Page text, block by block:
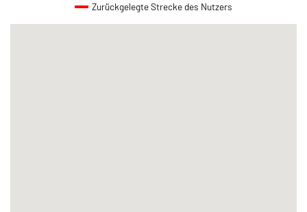
Zurückgelegte Strecke des Nutzers